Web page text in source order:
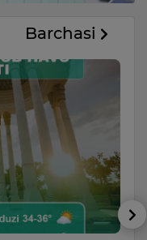
Barchasi